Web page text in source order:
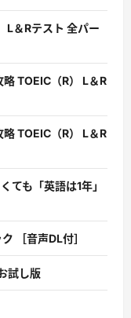
L＆Rテスト 全パー
TOEIC（R） L＆R
TOEIC（R） L＆R
ても「英語は1年」
［音声DL付］
試し版